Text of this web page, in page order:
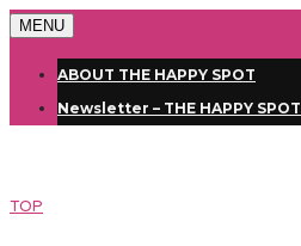
MENU
ABOUT THE HAPPY SPOT
Newsletter – THE HAPPY
TOP